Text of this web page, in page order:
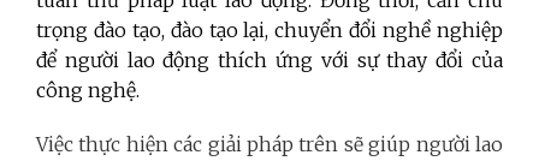
trọng đào tạo, đào tạo lại, chuyển đổi nghề nghiệp
để người lao động thích ứng với sự thay đổi của
công nghệ.
Việc thực hiện các giải pháp trên sẽ giúp người lao